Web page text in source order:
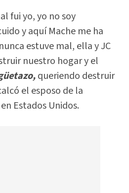
fui yo, yo no soy
y aquí Mache me ha
estuve mal, ella y JC
nuestro hogar y el
queriendo destruir
el esposo de la
Estados Unidos.